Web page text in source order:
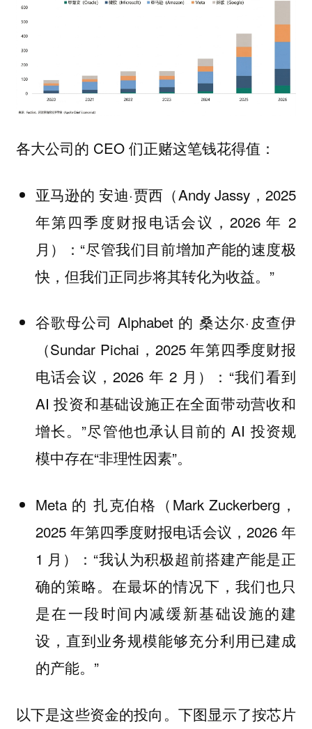
各大公司的 CEO 们正赌这笔钱花得值：
亚马逊的 安迪·贾西（Andy Jassy，2025
年第四季度财报电话会议，2026 年 2
月）：“尽管我们目前增加产能的速度极
快，但我们正同步将其转化为收益。”
谷歌母公司 Alphabet 的 桑达尔·皮查伊
（Sundar Pichai，2025 年第四季度财报
电话会议，2026 年 2 月）：“我们看到
AI 投资和基础设施正在全面带动营收和
增长。”尽管他也承认目前的 AI 投资规
模中存在“非理性因素”。
Meta 的 扎克伯格（Mark Zuckerberg，
2025 年第四季度财报电话会议，2026 年
1 月）：“我认为积极超前搭建产能是正
确的策略。在最坏的情况下，我们也只
是在一段时间内减缓新基础设施的建
设，直到业务规模能够充分利用已建成
的产能。”
以下是这些资金的投向。下图显示了按芯片